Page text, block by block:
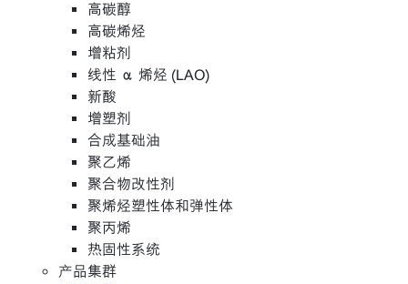
高碳醇
高碳烯烃
增粘剂
线性 α 烯烃 (LAO)
新酸
增塑剂
合成基础油
聚乙烯
聚合物改性剂
聚烯烃塑性体和弹性体
聚丙烯
热固性系统
产品集群